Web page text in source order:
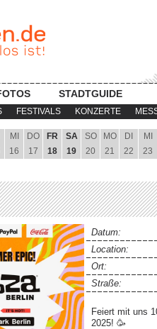
FESTIVALS KONZERTE
STADTGUIDE
MI
16
DO
17
FR
18
SA
19
SO
20
MO
21
DI
22
MI
23
Datum:
Location:
Ort:
Straße:
Feiert mit uns
2025! 🥳